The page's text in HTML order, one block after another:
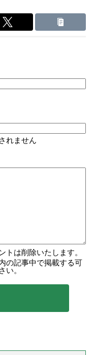
れません
トは削除いたします。
の記事中で掲載する可
い。